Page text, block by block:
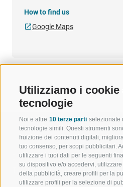
Utilizziamo i cookie
tecnologie
Noi e altre 10 terze parti selezionate
tecnologie simili. Questi strumenti
fruizione dei contenuti digitali,
tuo consenso, per scopi pubblicitari.
utilizzare i tuoi dati per le seguenti
su dispositivo e/o accedervi,
della pubblicità, creare profili per la
utilizzare profili per la selezione di
How to find us
Google Maps
BENVENUTI NELLA
TURISTICA DI RACINES